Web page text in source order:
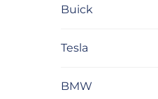
Buick
Tesla
BMW